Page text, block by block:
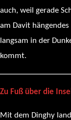
auch, weil gerade
am Davit
langsam in der
kommt.
Zu Fuß über die Insel
Mit dem Dinghy